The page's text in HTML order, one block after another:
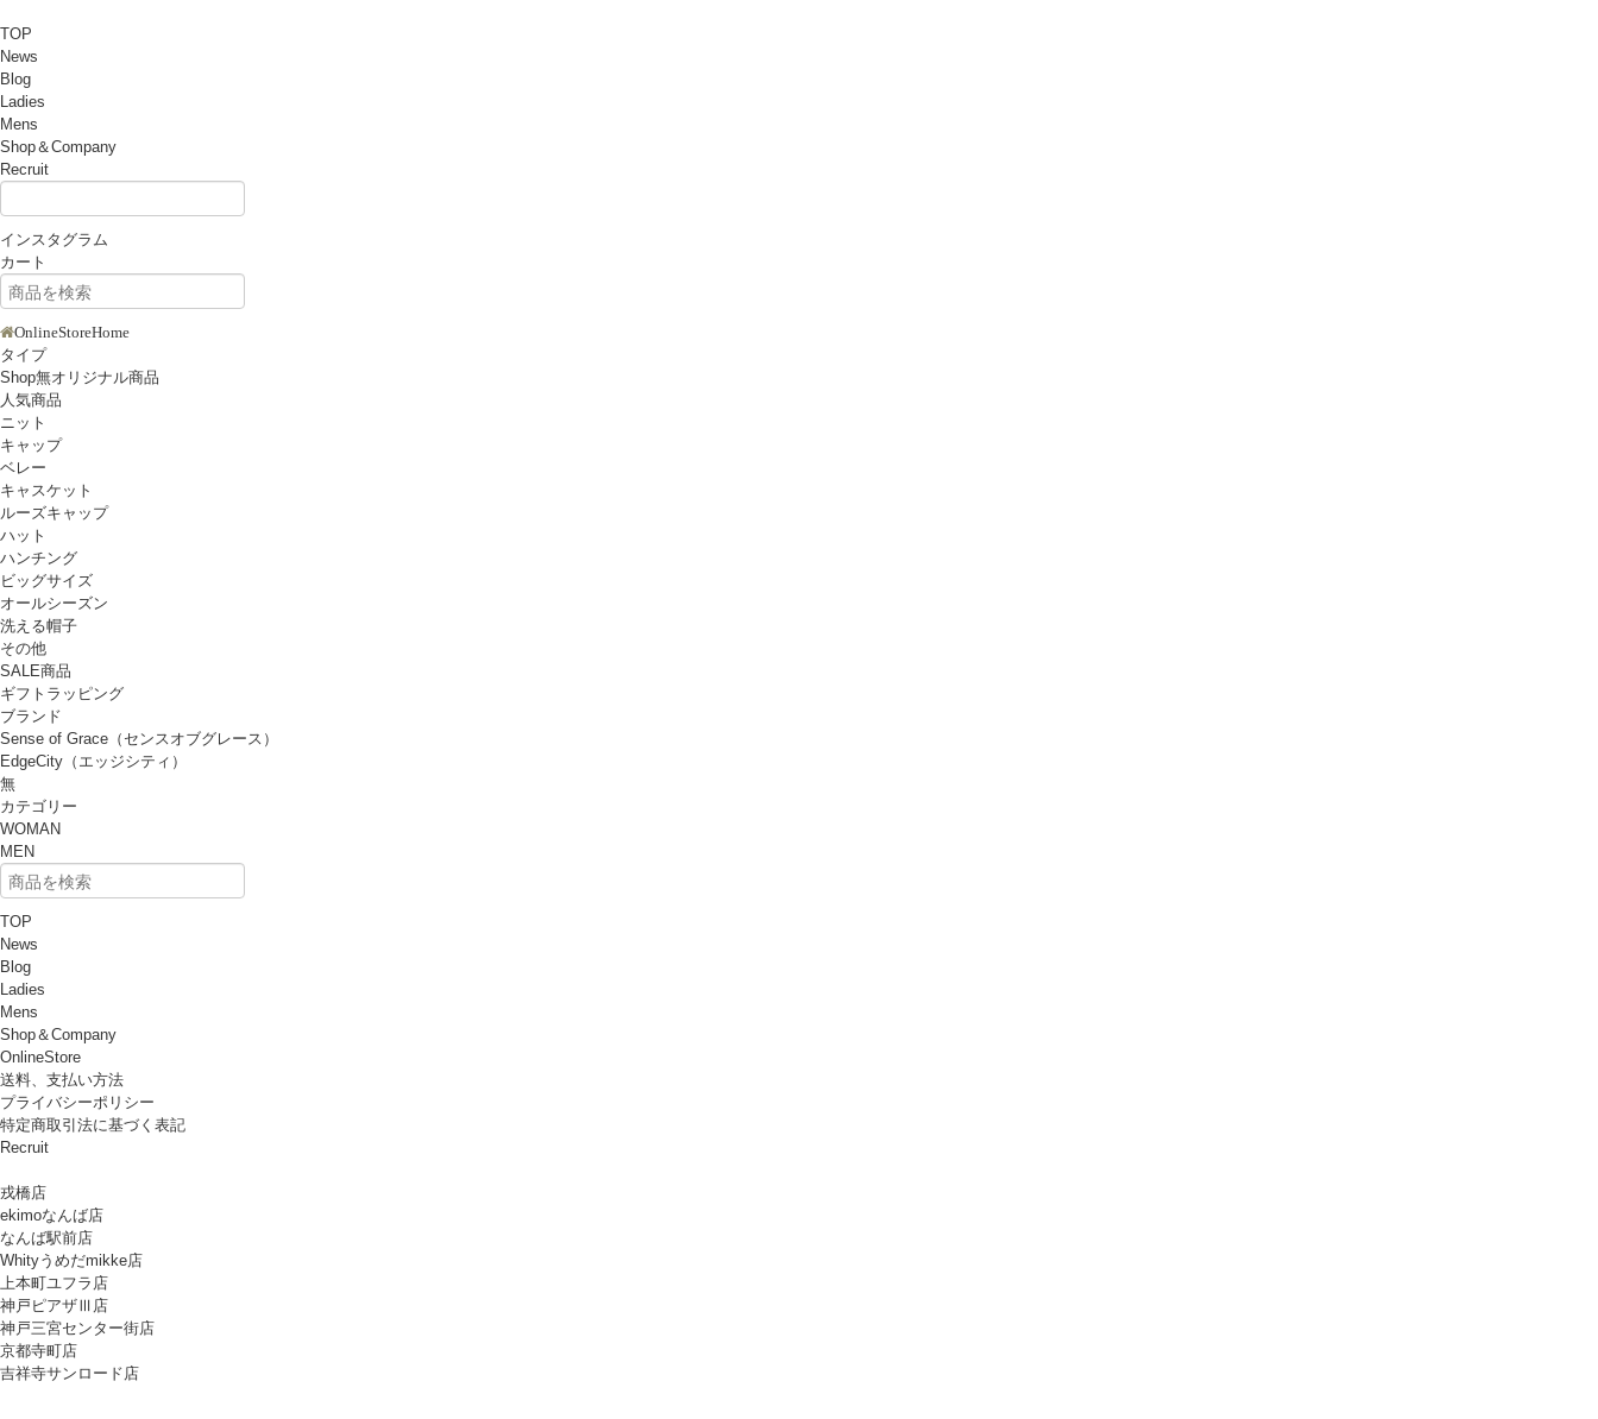
TOP
News
Blog
Ladies
Mens
Shop＆Company
Recruit
インスタグラム
カート
OnlineStoreHome
タイプ
Shop無オリジナル商品
人気商品
ニット
キャップ
ベレー
キャスケット
ルーズキャップ
ハット
ハンチング
ビッグサイズ
オールシーズン
洗える帽子
その他
SALE商品
ギフトラッピング
ブランド
Sense of Grace（センスオブグレース）
EdgeCity（エッジシティ）
無
カテゴリー
WOMAN
MEN
TOP
News
Blog
Ladies
Mens
Shop＆Company
OnlineStore
送料、支払い方法
プライバシーポリシー
特定商取引法に基づく表記
Recruit
戎橋店
ekimoなんば店
なんば駅前店
Whityうめだmikke店
上本町ユフラ店
神戸ピアザⅢ店
神戸三宮センター街店
京都寺町店
吉祥寺サンロード店